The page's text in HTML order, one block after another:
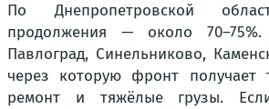
По Днепропетровской
продолжения — около 70–75%.
Павлоград, Синельниково,
через которую фронт получает
ремонт и тяжёлые грузы.